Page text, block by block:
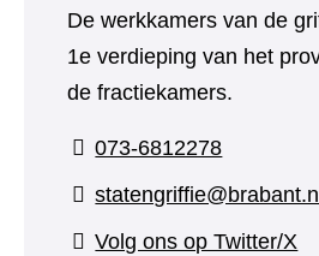
De werkkamers van de
1e verdieping van het
de fractiekamers.
073-6812278
statengriffie@brabant.nl
Volg ons op Twitter/X